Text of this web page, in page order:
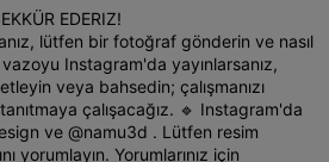
EDERIZ!
lütfen bir fotoğraf gönderin ve nasıl
vazoyu Instagram'da yayınlarsanız,
veya bahsedin; çalışmanızı
çalışacağız. 🔹 Instagram'da
ve @namu3d . Lütfen resim
yorumlayın. Yorumlarınız için